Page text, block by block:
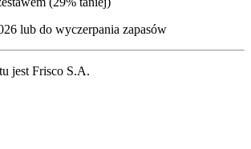
lub do wyczerpania zapasów
jest Frisco S.A.